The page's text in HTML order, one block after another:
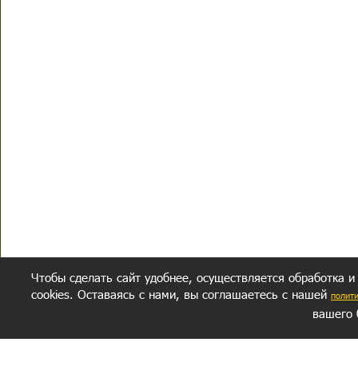
Чтобы сделать сайт удобнее, осуществляется обработка
cookies. Оставаясь с нами, вы соглашаетесь с нашей
вашего